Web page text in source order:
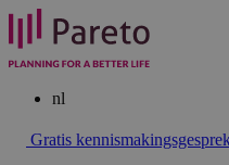
nl
Gratis